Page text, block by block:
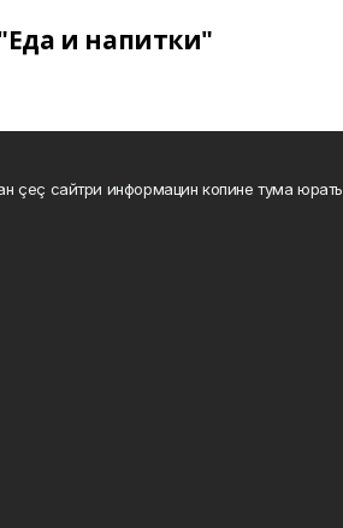
и напитки"
çеç сайтри информацин копине тума юрать